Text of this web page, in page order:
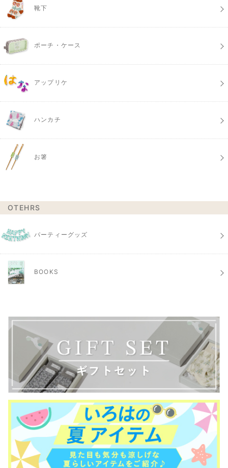
靴下
ポーチ・ケース
アップリケ
ハンカチ
お箸
OTEHRS
パーティーグッズ
BOOKS